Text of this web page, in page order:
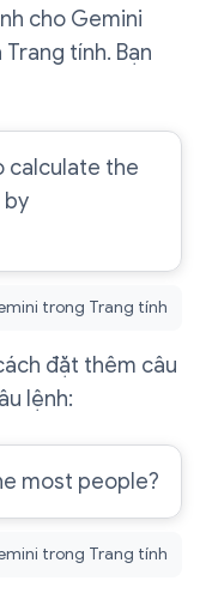
cho Gemini
tính. Bạn
calculate the
trong Trang tính
đặt thêm câu
lệnh:
most people?
trong Trang tính